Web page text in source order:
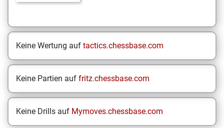
Keine Wertung auf tactics.chessbase.com
Keine Partien auf fritz.chessbase.com
Keine Drills auf Mymoves.chessbase.com